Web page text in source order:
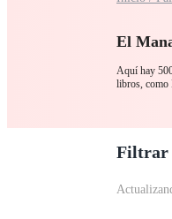
Romance
El
Aquí hay
libros, como
Filtrar